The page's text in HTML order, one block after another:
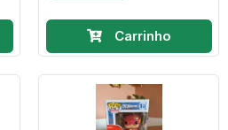
Carrinho